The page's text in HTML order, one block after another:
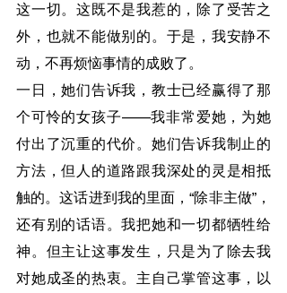
这一切。这既不是我惹的，除了受苦之
外，也就不能做别的。于是，我安静不
动，不再烦恼事情的成败了。
一日，她们告诉我，教士已经赢得了那
个可怜的女孩子——我非常爱她，为她
付出了沉重的代价。她们告诉我制止的
方法，但人的道路跟我深处的灵是相抵
触的。这话进到我的里面，“除非主做”，
还有别的话语。我把她和一切都牺牲给
神。但主让这事发生，只是为了除去我
对她成圣的热衷。主自己掌管这事，以